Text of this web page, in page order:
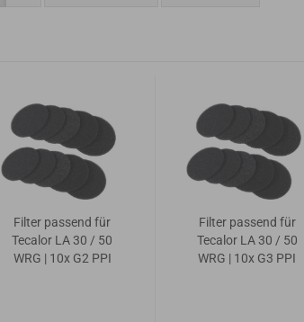
Filter passend für
Tecalor LA 30 / 50
WRG | 10x G2 PPI
Filter passend für
Tecalor LA 30 / 50
WRG | 10x G3 PPI